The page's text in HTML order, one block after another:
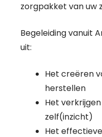
zorgpakket van uw
Begeleiding vanuit
uit:
Het creëren
herstellen
Het
zelf(inzicht)
Het